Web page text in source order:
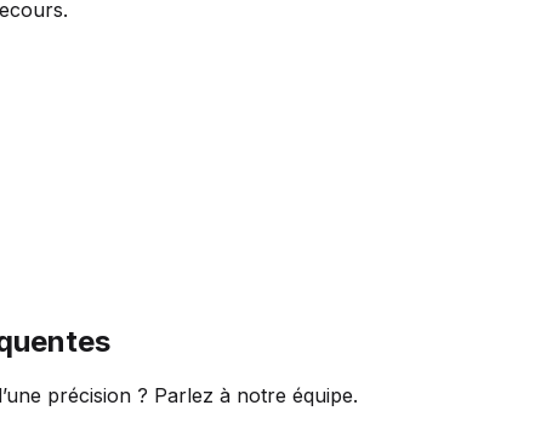
précision ? Parlez à notre équipe.